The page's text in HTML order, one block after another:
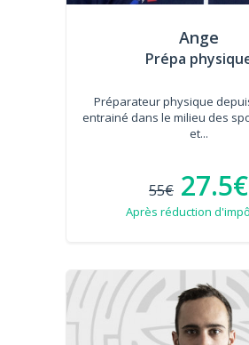
Ange
Prépa
Préparateur physique
entrainé dans le milieu des
et...
55€ 27.5€
Après réduction